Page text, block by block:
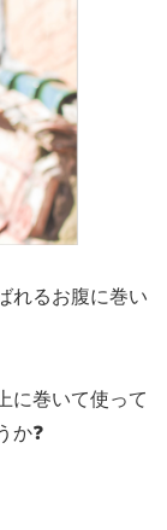
れるお腹に巻い
に巻いて使って
か❓